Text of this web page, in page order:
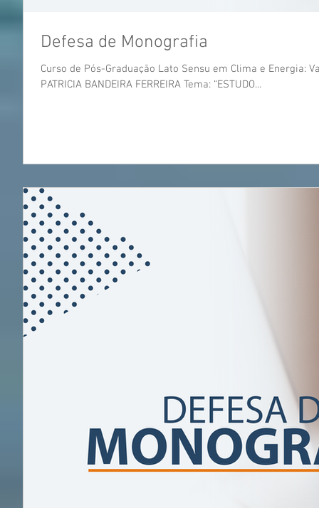
Defesa de Monografia
Curso de Pós-Graduação Lato Sensu em Clima e Energia:
PATRICIA BANDEIRA FERREIRA Tema: “ESTUDO...